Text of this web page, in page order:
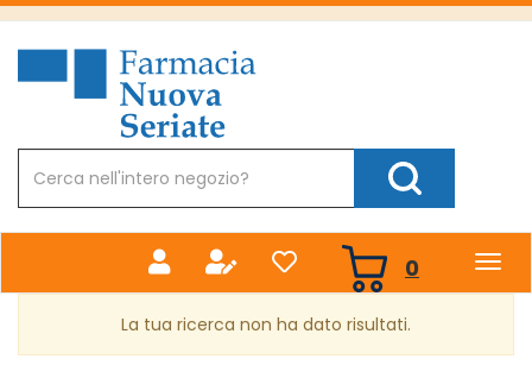
Passa
principale
Farmacia
Nuova
Prodotto
Cerca Prodotto
0 prodotti
inseriti
La tua ricerca non ha dato risultati.